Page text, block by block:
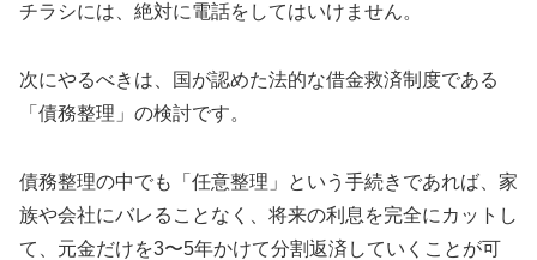
チラシには、絶対に電話をしてはいけません。
次にやるべきは、国が認めた法的な借金救済制度である
「債務整理」の検討です。
債務整理の中でも「任意整理」という手続きであれば、家
族や会社にバレることなく、将来の利息を完全にカットし
て、元金だけを3〜5年かけて分割返済していくことが可